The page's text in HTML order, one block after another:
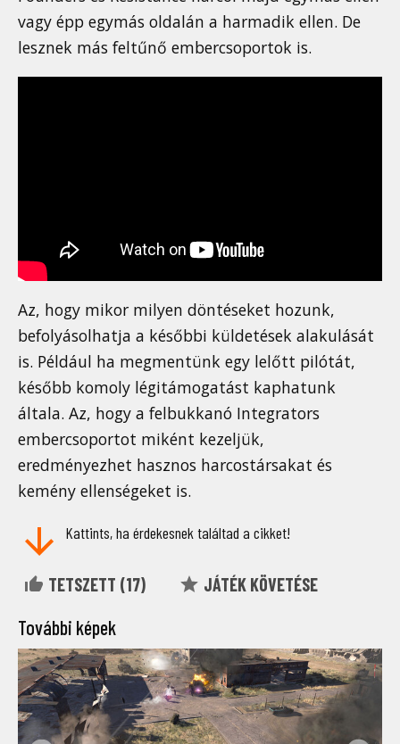
vagy épp egymás oldalán a harmadik ellen. De
lesznek más feltűnő embercsoportok is.
Az, hogy mikor milyen döntéseket hozunk,
befolyásolhatja a későbbi küldetések alakulását
is. Például ha megmentünk egy lelőtt pilótát,
később komoly légitámogatást kaphatunk
általa. Az, hogy a felbukkanó Integrators
embercsoportot miként kezeljük,
eredményezhet hasznos harcostársakat és
kemény ellenségeket is.
Kattints, ha érdekesnek találtad a cikket!
TETSZETT (17) JÁTÉK KÖVETÉSE
További képek